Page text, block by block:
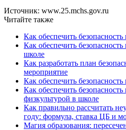
Источник: www.25.mchs.gov.ru
Читайте также
Как обеспечить
Как обеспечить
школе
Как разработать план
мероприятие
Как обеспечить
Как обеспечить безопасность
физкультурой в школе
Как правильно рассчитать
году: формула, ставка ЦБ и
Магия образования: